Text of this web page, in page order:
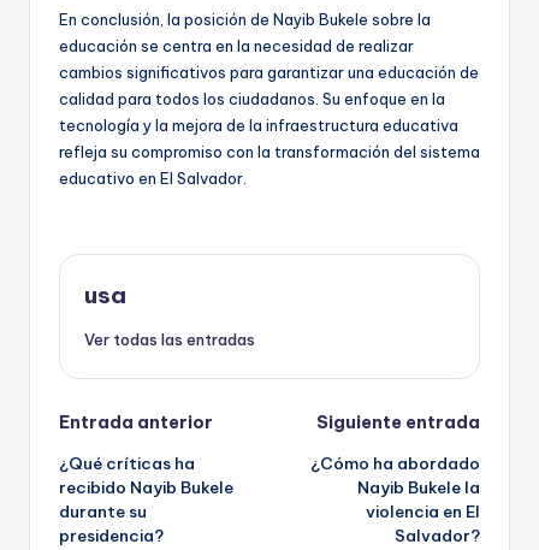
En conclusión, la posición de Nayib Bukele sobre la
educación se centra en la necesidad de realizar
cambios significativos para garantizar una educación de
calidad para todos los ciudadanos. Su enfoque en la
tecnología y la mejora de la infraestructura educativa
refleja su compromiso con la transformación del sistema
educativo en El Salvador.
usa
Ver todas las entradas
Navegación
de
entradas
Entrada anterior
¿Qué críticas ha
recibido Nayib Bukele
durante su
presidencia?
Siguiente entrada
¿Cómo ha abordado
Nayib Bukele la
violencia en El
Salvador?